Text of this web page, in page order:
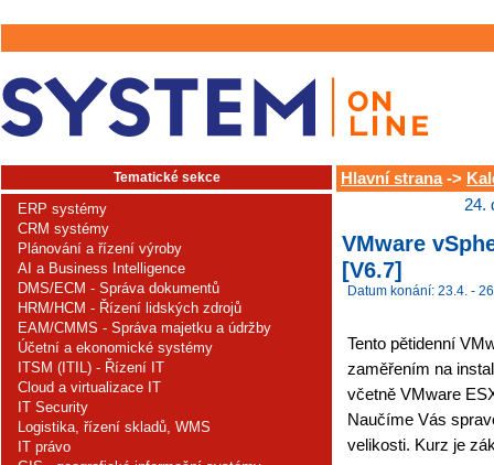
Tematické sekce
ERP systémy
CRM systémy
Plánování a řízení výroby
AI a Business Intelligence
DMS/ECM - Správa dokumentů
HRM/HCM - Řízení lidských zdrojů
EAM/CMMS - Správa majetku a údržby
Účetní a ekonomické systémy
ITSM (ITIL) - Řízení IT
Cloud a virtualizace IT
IT Security
Logistika, řízení skladů, WMS
IT právo
Hlavní strana->
24.
VMware
[V6.7]
Datum konání: 23.4. -
Tento pětidenní
zaměřením na
včetně VMware
Naučíme Vás
velikosti. Kurz je